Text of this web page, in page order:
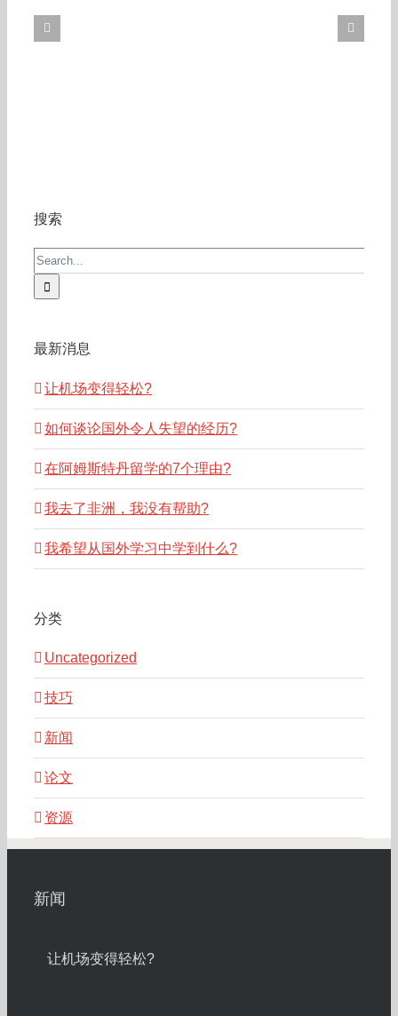
搜索
Search
for:
最新消息
让机场变得轻松?
如何谈论国外令人失望的经历?
在阿姆斯特丹留学的7个理由?
我去了非洲，我没有帮助?
我希望从国外学习中学到什么?
分类
Uncategorized
技巧
新闻
论文
资源
新闻
让机场变得轻松?